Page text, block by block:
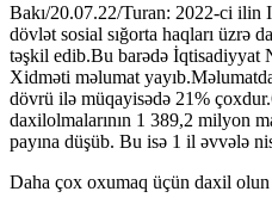
Bakı/20.07.22/Turan: 2022-ci ilin
dövlət sosial sığorta haqları üzrə
təşkil edib.Bu barədə İqtisadiyyat
Xidməti məlumat
dövrü ilə müqayisədə 21%
daxilolmalarının 1 389,2 milyon
payına düşüb. Bu isə 1 il əvvələ
Daha çox oxumaq üçün daxil